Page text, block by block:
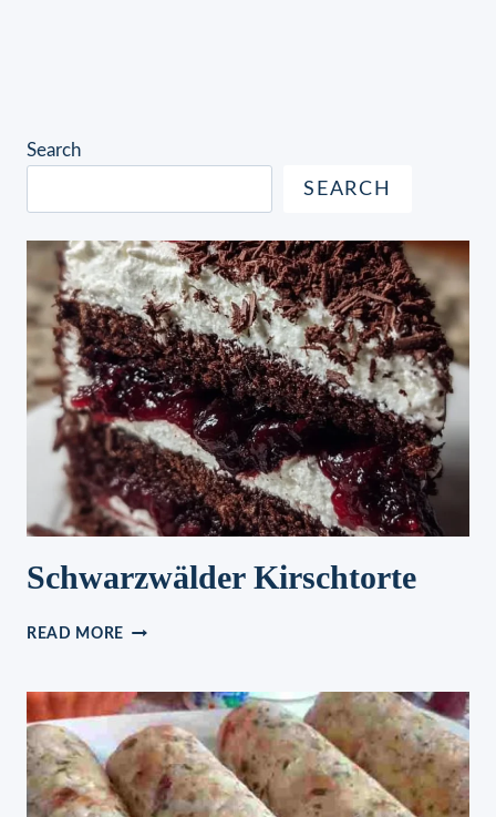
Search
SEARCH
Schwarzwälder Kirschtorte
READ MORE SCHWARZWÄLDER